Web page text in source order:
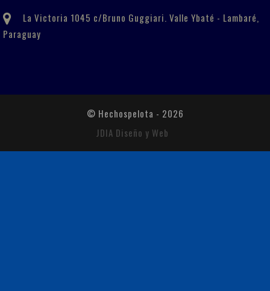
La Victoria 1045 c/Bruno Guggiari. Valle Ybaté - Lambaré,
Paraguay
© Hechospelota - 2026
JDIA Diseño y Web